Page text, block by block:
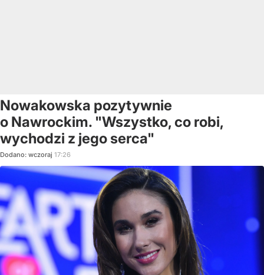
Nowakowska pozytywnie
o Nawrockim. "Wszystko, co robi,
wychodzi z jego serca"
Dodano: wczoraj 17:26